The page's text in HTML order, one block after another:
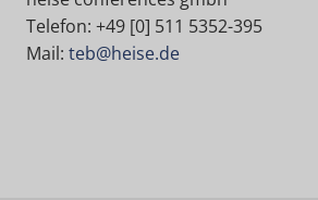
Telefon: +49 [0] 511 5352-395
Mail: teb@heise.de